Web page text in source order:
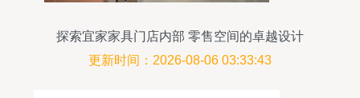
探索宜家家具门店内部 零售空间的卓越设计
更新时间：2026-08-06 03:33:43